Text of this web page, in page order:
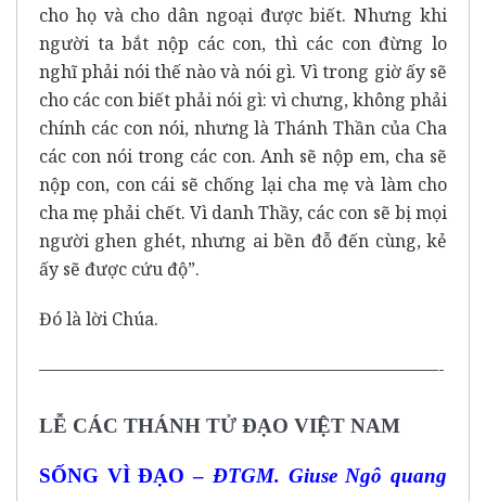
cho họ và cho dân ngoại được biết. Nhưng khi
người ta bắt nộp các con, thì các con đừng lo
nghĩ phải nói thế nào và nói gì. Vì trong giờ ấy sẽ
cho các con biết phải nói gì: vì chưng, không phải
chính các con nói, nhưng là Thánh Thần của Cha
các con nói trong các con. Anh sẽ nộp em, cha sẽ
nộp con, con cái sẽ chống lại cha mẹ và làm cho
cha mẹ phải chết. Vì danh Thầy, các con sẽ bị mọi
người ghen ghét, nhưng ai bền đỗ đến cùng, kẻ
ấy sẽ được cứu độ”.
Đó là lời Chúa.
———————————————————————-
LỄ CÁC THÁNH TỬ ĐẠO VIỆT NAM
SỐNG VÌ ĐẠO – ĐTGM. Giuse Ngô quang